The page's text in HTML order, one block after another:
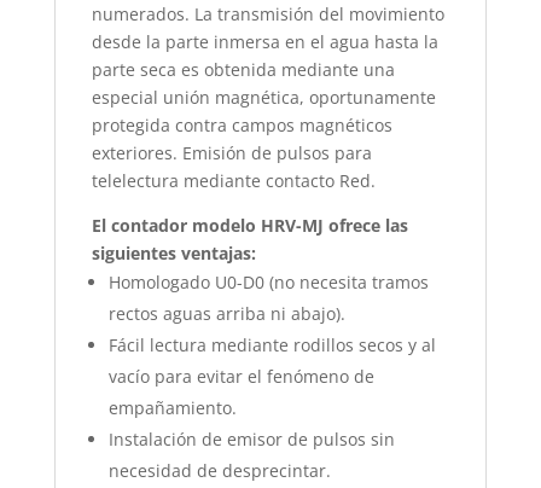
numerados. La transmisión del movimiento
desde la parte inmersa en el agua hasta la
parte seca es obtenida mediante una
especial unión magnética, oportunamente
protegida contra campos magnéticos
exteriores. Emisión de pulsos para
telelectura mediante contacto Red.
El contador modelo HRV-MJ ofrece las
siguientes ventajas:
Homologado U0-D0 (no necesita tramos
rectos aguas arriba ni abajo).
Fácil lectura mediante rodillos secos y al
vacío para evitar el fenómeno de
empañamiento.
Instalación de emisor de pulsos sin
necesidad de desprecintar.